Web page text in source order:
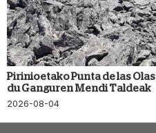
Pirinioetako Punta de las
du Ganguren Mendi Taldeak
2026-08-04